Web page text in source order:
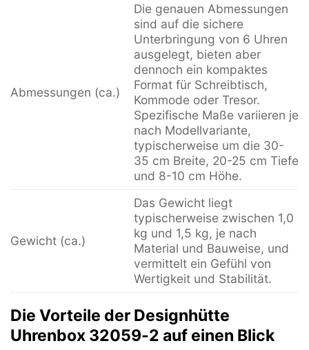
Abmessungen (ca.)
Die genauen Abmessungen
sind auf die sichere
Unterbringung von 6 Uhren
ausgelegt, bieten aber
dennoch ein kompaktes
Format für Schreibtisch,
Kommode oder Tresor.
Spezifische Maße variieren je
nach Modellvariante,
typischerweise um die 30-
35 cm Breite, 20-25 cm Tiefe
und 8-10 cm Höhe.
Gewicht (ca.)
Das Gewicht liegt
typischerweise zwischen 1,0
kg und 1,5 kg, je nach
Material und Bauweise, und
vermittelt ein Gefühl von
Wertigkeit und Stabilität.
Die Vorteile der Designhütte
Uhrenbox 32059-2 auf einen Blick